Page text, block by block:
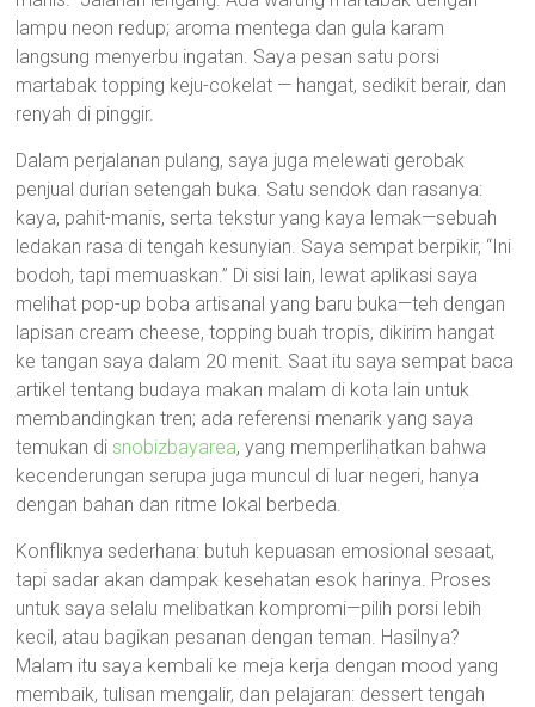
lampu neon redup; aroma mentega dan gula karam
langsung menyerbu ingatan. Saya pesan satu porsi
martabak topping keju-cokelat — hangat, sedikit berair, dan
renyah di pinggir.
Dalam perjalanan pulang, saya juga melewati gerobak
penjual durian setengah buka. Satu sendok dan rasanya:
kaya, pahit-manis, serta tekstur yang kaya lemak—sebuah
ledakan rasa di tengah kesunyian. Saya sempat berpikir, “Ini
bodoh, tapi memuaskan.” Di sisi lain, lewat aplikasi saya
melihat pop-up boba artisanal yang baru buka—teh dengan
lapisan cream cheese, topping buah tropis, dikirim hangat
ke tangan saya dalam 20 menit. Saat itu saya sempat baca
artikel tentang budaya makan malam di kota lain untuk
membandingkan tren; ada referensi menarik yang saya
temukan di snobizbayarea, yang memperlihatkan bahwa
kecenderungan serupa juga muncul di luar negeri, hanya
dengan bahan dan ritme lokal berbeda.
Konfliknya sederhana: butuh kepuasan emosional sesaat,
tapi sadar akan dampak kesehatan esok harinya. Proses
untuk saya selalu melibatkan kompromi—pilih porsi lebih
kecil, atau bagikan pesanan dengan teman. Hasilnya?
Malam itu saya kembali ke meja kerja dengan mood yang
membaik, tulisan mengalir, dan pelajaran: dessert tengah